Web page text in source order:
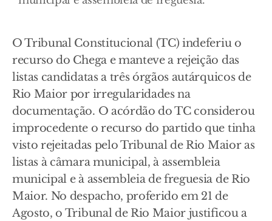
O Tribunal Constitucional (TC) indeferiu o
recurso do Chega e manteve a rejeição das
listas candidatas a três órgãos autárquicos de
Rio Maior por irregularidades na
documentação. O acórdão do TC considerou
improcedente o recurso do partido que tinha
visto rejeitadas pelo Tribunal de Rio Maior as
listas à câmara municipal, à assembleia
municipal e à assembleia de freguesia de Rio
Maior. No despacho, proferido em 21 de
Agosto, o Tribunal de Rio Maior justificou a